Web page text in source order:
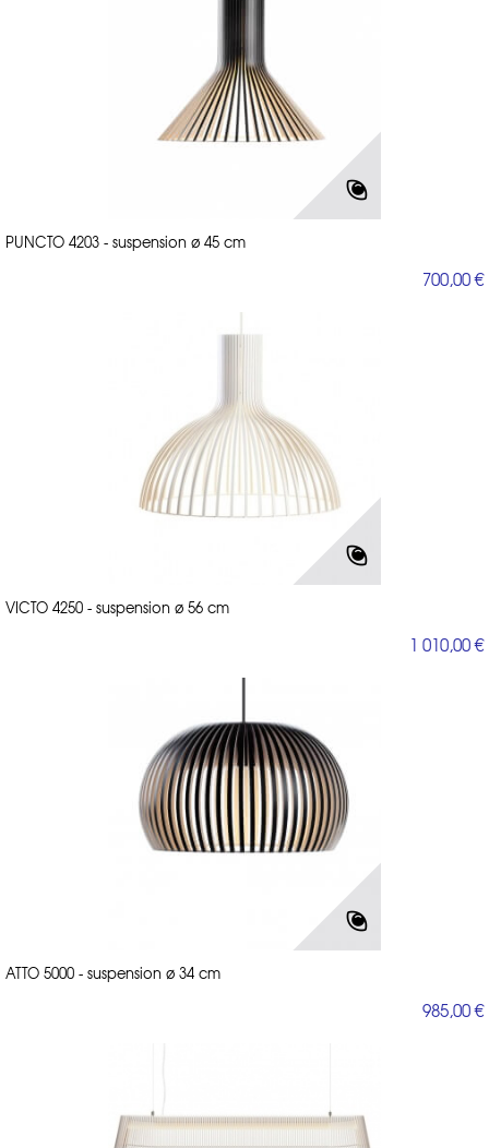
PUNCTO 4203 - suspension ø 45 cm
700,00 €
VICTO 4250 - suspension ø 56 cm
1 010,00 €
ATTO 5000 - suspension ø 34 cm
985,00 €